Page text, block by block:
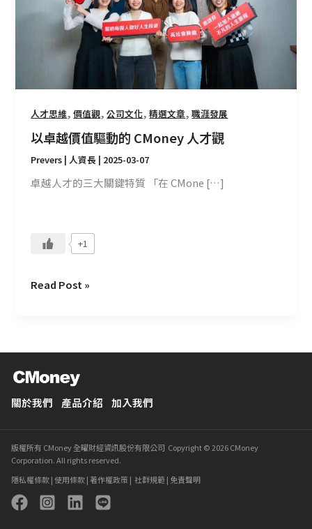
人才思維,價值觀,公司文化,精選文章,職涯發展
以卓越價值驅動的 CMoney 人才觀
Prevers | 人資長 | 2025-03-07
卓越人才的三大關鍵特質 「在 CMone […]
+1
動
CMoney
觀
Read Post »
關於我們 產品介紹 加入我們
版權所有 CMoney 全曜財經資訊股份有限公司 Copyright © 2026 CMoney
Corporation. All rights reserved.
隱私權條款|使用條款| 著作權政策| 社群規範 | 免責聲明